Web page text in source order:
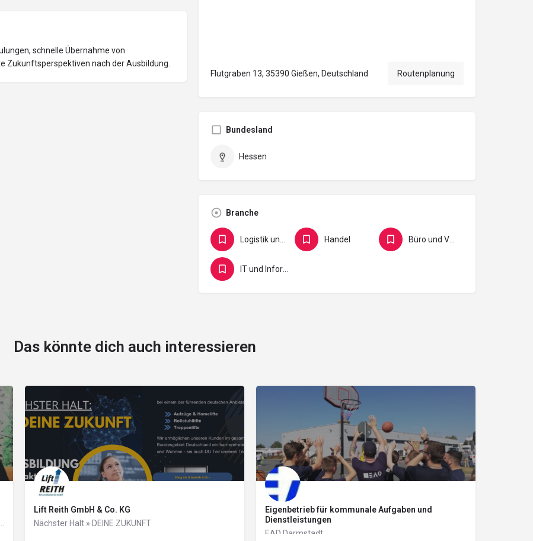
schnelle Übernahme von
nach der Ausbildung.
Flutgraben 13, 35390 Gießen, Deutschland Routenplanung
Bundesland
Hessen
Branche
Logistik und Verkehr Handel Büro und Verwaltung
IT und Informatik
Das könnte dich auch interessieren
Wir retten den blauen Planeten –denn ohne entscheidende Emissionsreduzierungen werden wir das Ziel der…
Lift Reith GmbH & Co. KG
Nächster Halt » DEINE ZUKUNFT
Eigenbetrieb für kommunale Aufgaben und
Dienstleistungen
EAD Darmstadt